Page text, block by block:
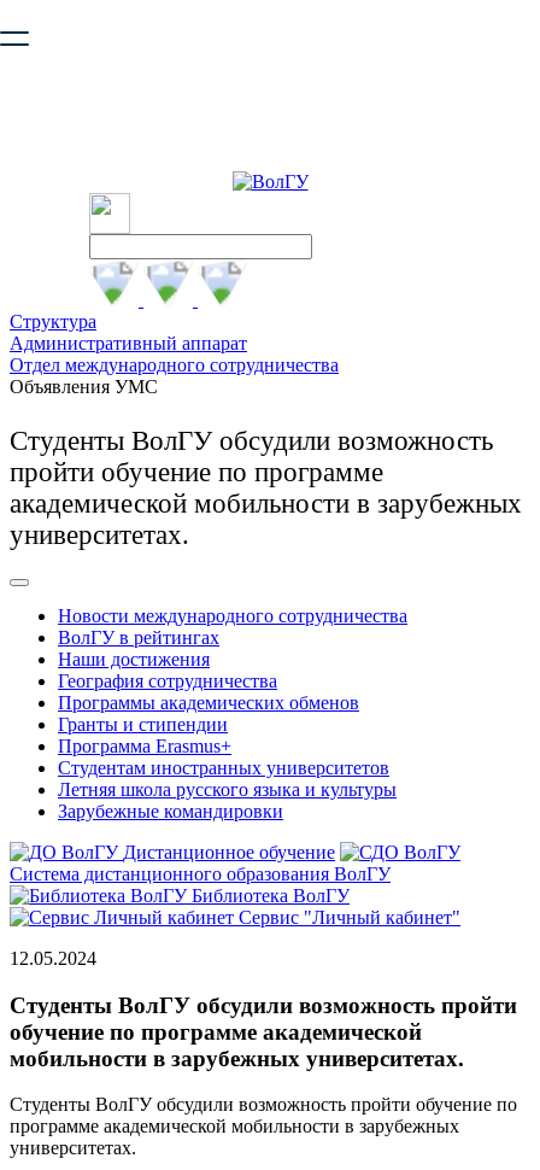
безопасную работу с сайтом. Пожалуйста
Структура
Административный аппарат
Отдел международного сотрудничества
Объявления УМС
Студенты ВолГУ обсудили возможность
пройти обучение по программе
академической мобильности в зарубежных
университетах.
Новости международного сотрудничества
ВолГУ в рейтингах
Наши достижения
География сотрудничества
Программы академических обменов
Гранты и стипендии
Программа Erasmus+
Студентам иностранных университетов
Летняя школа русского языка и культуры
Зарубежные командировки
Дистанционное обучение
Система дистанционного образования ВолГУ
Библиотека ВолГУ
Сервис "Личный кабинет"
12.05.2024
Студенты ВолГУ обсудили возможность пройти
обучение по программе академической
мобильности в зарубежных университетах.
Студенты ВолГУ обсудили возможность пройти обучение по
программе академической мобильности в зарубежных
университетах.